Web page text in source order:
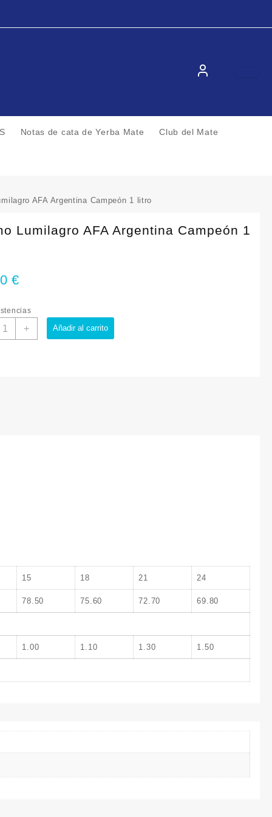
Notas de cata de Yerba Mate Club del Mate
AFA Argentina Campeón 1 litro
Lumilagro AFA Argentina Campeón 1
€
+ Añadir al carrito
15 18 21 24
78.50 75.60 72.70 69.80
1.00 1.10 1.30 1.50